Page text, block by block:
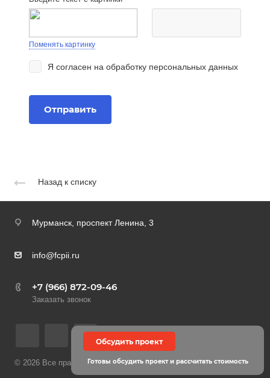
Обсудить проект
Готовы обсудить проект и рассчитать стоимость
Поменять картинку
Я согласен на обработку персональных данных
Назад к списку
Мурманск, проспект Ленина, 3
info@fcpii.ru
+7 (966) 872-09-46
Заказать звонок
© 2026 Все права защищены Политика конфиденциальности